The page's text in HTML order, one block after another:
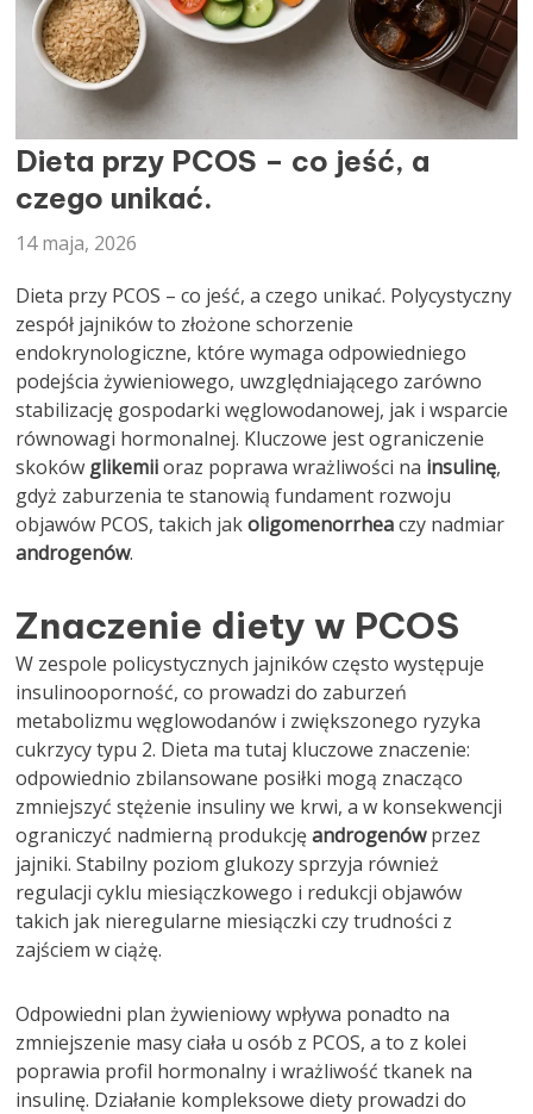
DIETETYK
Dieta przy PCOS – co jeść, a
czego unikać.
14 maja, 2026
Dieta przy PCOS – co jeść, a czego unikać. Polycystyczny
zespół jajników to złożone schorzenie
endokrynologiczne, które wymaga odpowiedniego
podejścia żywieniowego, uwzględniającego zarówno
stabilizację gospodarki węglowodanowej, jak i wsparcie
równowagi hormonalnej. Kluczowe jest ograniczenie
skoków glikemiioraz poprawa wrażliwości na insulinę,
gdyż zaburzenia te stanowią fundament rozwoju
objawów PCOS, takich jakoligomenorrheaczy nadmiar
androgenów.
Znaczenie diety w PCOS
W zespole policystycznych jajników często występuje
insulinooporność, co prowadzi do zaburzeń
metabolizmu węglowodanów i zwiększonego ryzyka
cukrzycy typu 2. Dieta ma tutaj kluczowe znaczenie:
odpowiednio zbilansowane posiłki mogą znacząco
zmniejszyć stężenie insuliny we krwi, a w konsekwencji
ograniczyć nadmierną produkcjęandrogenówprzez
jajniki. Stabilny poziom glukozy sprzyja również
regulacji cyklu miesiączkowego i redukcji objawów
takich jak nieregularne miesiączki czy trudności z
zajściem w ciążę.
Odpowiedni plan żywieniowy wpływa ponadto na
zmniejszenie masy ciała u osób z PCOS, a to z kolei
poprawia profil hormonalny i wrażliwość tkanek na
insulinę. Działanie kompleksowe diety prowadzi do